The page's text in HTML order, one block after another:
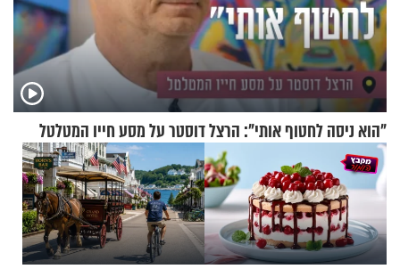
"הוא ניסה לחטוף אותי": הרצל דוסטר על מסע חייו המטלטל